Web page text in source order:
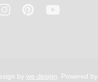
by we design . Powered by